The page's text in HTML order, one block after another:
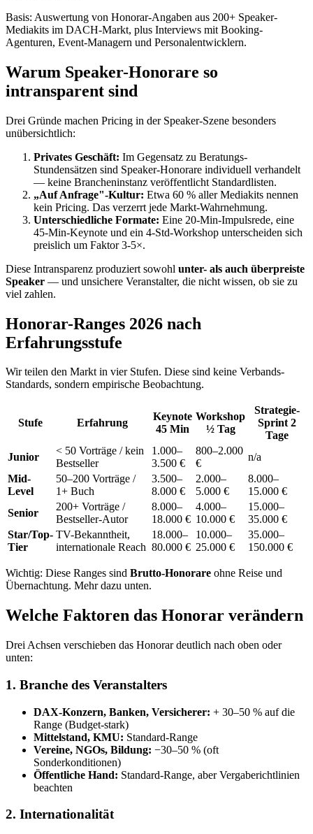
Basis: Auswertung von Honorar-Angaben aus 200+ Speaker-
Mediakits im DACH-Markt, plus Interviews mit Booking-
Agenturen, Event-Managern und Personalentwicklern.
Warum Speaker-Honorare so
intransparent sind
Drei Gründe machen Pricing in der Speaker-Szene besonders
unübersichtlich:
Privates Geschäft: Im Gegensatz zu Beratungs-
Stundensätzen sind Speaker-Honorare individuell verhandelt
— keine Brancheninstanz veröffentlicht Standardlisten.
„Auf Anfrage"-Kultur: Etwa 60 % aller Mediakits nennen
kein Pricing. Das verzerrt jede Markt-Wahrnehmung.
Unterschiedliche Formate: Eine 20-Min-Impulsrede, eine
45-Min-Keynote und ein 4-Std-Workshop unterscheiden sich
preislich um Faktor 3-5×.
Diese Intransparenz produziert sowohl unter- als auch überpreiste
Speaker — und unsichere Veranstalter, die nicht wissen, ob sie zu
viel zahlen.
Honorar-Ranges 2026 nach
Erfahrungsstufe
Wir teilen den Markt in vier Stufen. Diese sind keine Verbands-
Standards, sondern empirische Beobachtung.
Stufe Erfahrung
Keynote
45 Min
Workshop
½ Tag
Strategie-
Sprint 2
Tage
Junior
< 50 Vorträge / kein
Bestseller
1.000–
3.500 €
800–2.000
€
n/a
Mid-
Level
50–200 Vorträge /
1+ Buch
3.500–
8.000 €
2.000–
5.000 €
8.000–
15.000 €
Senior
200+ Vorträge /
Bestseller-Autor
8.000–
18.000 €
4.000–
10.000 €
15.000–
35.000 €
Star/Top-
Tier
TV-Bekanntheit,
internationale Reach
18.000–
80.000 €
10.000–
25.000 €
35.000–
150.000 €
Wichtig: Diese Ranges sind Brutto-Honorare ohne Reise und
Übernachtung. Mehr dazu unten.
Welche Faktoren das Honorar verändern
Drei Achsen verschieben das Honorar deutlich nach oben oder
unten:
1. Branche des Veranstalters
DAX-Konzern, Banken, Versicherer: + 30–50 % auf die
Range (Budget-stark)
Mittelstand, KMU: Standard-Range
Vereine, NGOs, Bildung: −30–50 % (oft
Sonderkonditionen)
Öffentliche Hand: Standard-Range, aber Vergaberichtlinien
beachten
2. Internationalität